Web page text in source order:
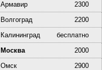
Армавир 2300
Волгоград
2200
Калининград
бесплатно
Москва
2000
Омск
2900